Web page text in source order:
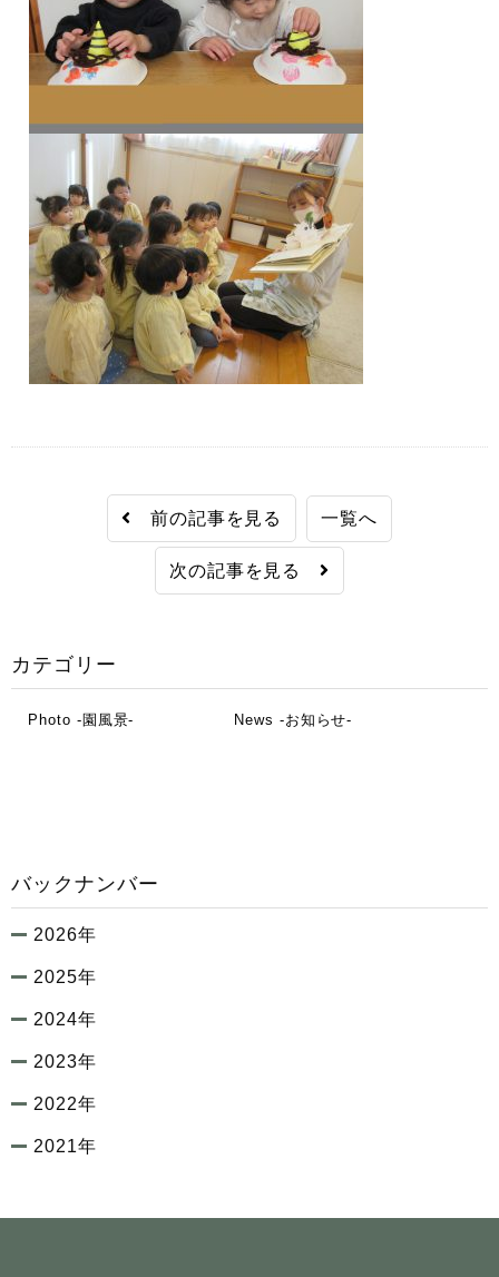
前の記事を見る 一覧へ
次の記事を見る
カテゴリー
Photo -園風景- News -お知らせ-
バックナンバー
2026年
2025年
2024年
2023年
2022年
2021年